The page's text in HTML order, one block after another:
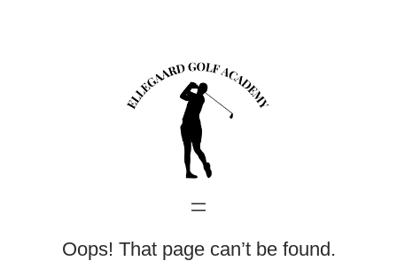
Oops! That page can’t be found.